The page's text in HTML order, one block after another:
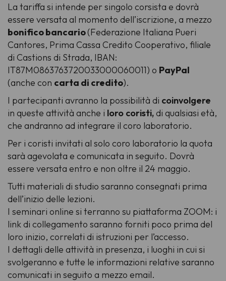
La tariffa si intende per singolo corsista e dovrà
essere versata al momento dell’iscrizione, a mezzo
bonifico bancario(Federazione Italiana Pueri
Cantores, Prima Cassa Credito Cooperativo, filiale
di Castions di Strada, IBAN:
IT87M0863763720033000060011) o PayPal
(anche con carta di credito).
I partecipanti avranno la possibilità di coinvolgere
in queste attività anche i loro coristi,di qualsiasi età,
che andranno ad integrare il coro laboratorio.
Per i coristi invitati al solo coro laboratorio la quota
sarà agevolata e comunicata in seguito. Dovrà
essere versata entro e non oltre il 24 maggio.
Tutti materiali di studio saranno consegnati prima
dell’inizio delle lezioni.
I seminari online si terranno su piattaforma ZOOM: i
link di collegamento saranno forniti poco prima del
loro inizio, correlati di istruzioni per l’accesso.
I dettagli delle attività in presenza, i luoghi in cui si
svolgeranno e tutte le informazioni relative saranno
comunicati in seguito a mezzo email.